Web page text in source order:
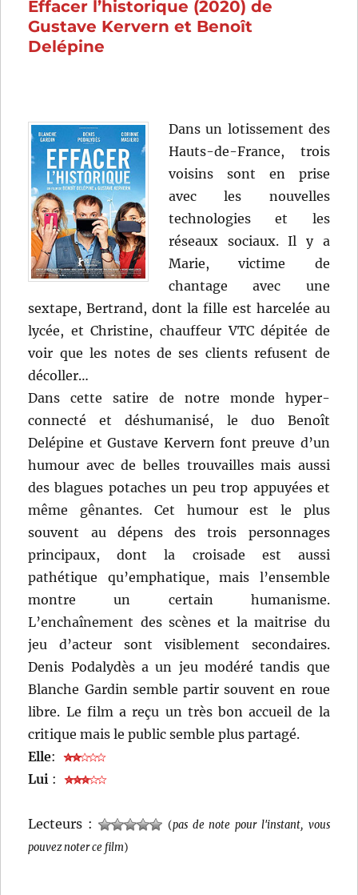
Judor
Effacer l’historique (2020) de
Gustave Kervern et Benoît
Delépine
Dans un lotissement des
Hauts-de-France, trois
voisins sont en prise
avec les nouvelles
technologies et les
réseaux sociaux. Il y a
Marie, victime de
chantage avec une
sextape, Bertrand, dont la fille est harcelée au
lycée, et Christine, chauffeur VTC dépitée de
voir que les notes de ses clients refusent de
décoller…
Dans cette satire de notre monde hyper-
connecté et déshumanisé, le duo Benoît
Delépine et Gustave Kervern font preuve d’un
humour avec de belles trouvailles mais aussi
des blagues potaches un peu trop appuyées et
même gênantes. Cet humour est le plus
souvent au dépens des trois personnages
principaux, dont la croisade est aussi
pathétique qu’emphatique, mais l’ensemble
montre un certain humanisme.
L’enchaînement des scènes et la maitrise du
jeu d’acteur sont visiblement secondaires.
Denis Podalydès a un jeu modéré tandis que
Blanche Gardin semble partir souvent en roue
libre. Le film a reçu un très bon accueil de la
critique mais le public semble plus partagé.
Elle:
Lui :
Lecteurs : (pas de note pour l'instant, vous
pouvez noter ce film)